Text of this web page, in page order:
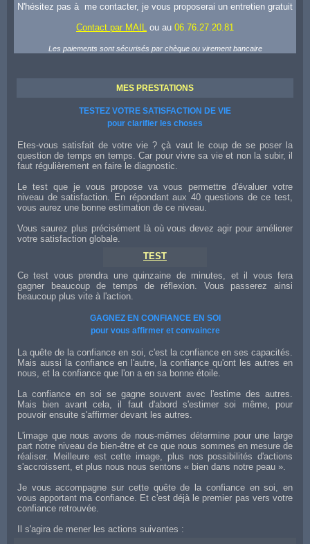
N'hésitez pas à me contacter, je vous proposerai un entretien gratuit
Contact par MAIL ou au 06.76.27.20.81
Les paiements sont sécurisés par chèque ou virement bancaire
MES PRESTATIONS
TESTEZ VOTRE SATISFACTION DE VIE
pour clarifier les choses
Etes-vous satisfait de votre vie ? çà vaut le coup de se poser la
question de temps en temps. Car pour vivre sa vie et non la subir, il
faut régulièrement en faire le diagnostic.
Le test que je vous propose va vous permettre d'évaluer votre
niveau de satisfaction. En répondant aux 40 questions de ce test,
vous aurez une bonne estimation de ce niveau.
Vous saurez plus précisément là où vous devez agir pour améliorer
votre satisfaction globale.
TEST
Ce test vous prendra une quinzaine de minutes, et il vous fera
gagner beaucoup de temps de réflexion. Vous passerez ainsi
beaucoup plus vite à l'action.
GAGNEZ EN CONFIANCE EN SOI
pour vous affirmer et convaincre
La quête de la confiance en soi, c'est la confiance en ses capacités.
Mais aussi la confiance en l'autre, la confiance qu'ont les autres en
nous, et la confiance que l'on a en sa bonne étoile.
La confiance en soi se gagne souvent avec l'estime des autres.
Mais bien avant cela, il faut d'abord s'estimer soi même, pour
pouvoir ensuite s'affirmer devant les autres.
L'image que nous avons de nous-mêmes détermine pour une large
part notre niveau de bien-être et ce que nous sommes en mesure de
réaliser. Meilleure est cette image, plus nos possibilités d'actions
s'accroissent, et plus nous nous sentons « bien dans notre peau ».
Je vous accompagne sur cette quête de la confiance en soi, en
vous apportant ma confiance. Et c'est déjà le premier pas vers votre
confiance retrouvée.
Il s'agira de mener les actions suivantes :